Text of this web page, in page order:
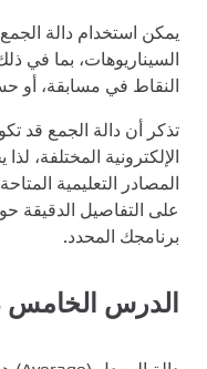
يمكن استخدام دالة
السيناريوهات، بما في
النقاط في مسابقة، أو
تذكر أن دالة الجمع قد
الإلكترونية المختلفة،
المصادر التعليمية
على التفاصيل الدقيقة
برنامجك المحدد.
الدرس الخامس